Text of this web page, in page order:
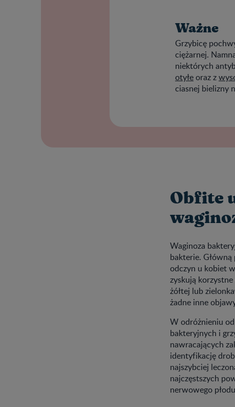
Ważne
Grzybicę
ciężarnej.
niektórych
otyłeoraz z
ciasnej bielizny
Obfite
Waginoza
bakterie.
odczyn u kobiet
zyskują
żółtej lub
żadne inne
W odróżnieniu
bakteryjnych i
nawracających
identyfikację
najszybciej
najczęstszych
nerwowego